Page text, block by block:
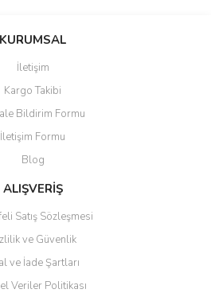
KURUMSAL
İletişim
Kargo Takibi
Bildirim Formu
İletişim Formu
Blog
ALIŞVERİŞ
Satış Sözleşmesi
ve Güvenlik
ve İade Şartları
Veriler Politikası